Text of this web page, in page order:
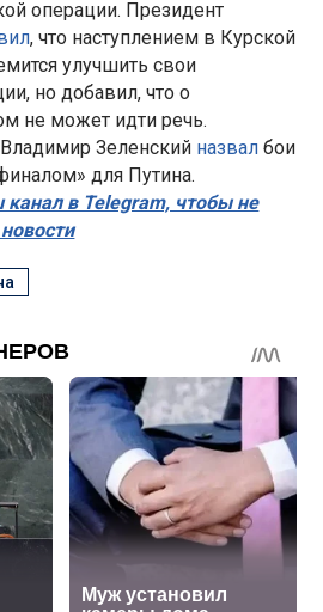
операции. Президент
, что наступлением в Курской
улучшить свои
но добавил, что о
не может идти речь.
Зеленский назвалбои
для Путина.
в Telegram, чтобы не